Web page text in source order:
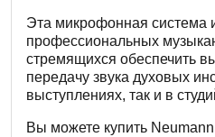
Эта микрофонная система
профессиональных
стремящихся обеспечить
передачу звука духовых
выступлениях, так и в
Вы можете купить